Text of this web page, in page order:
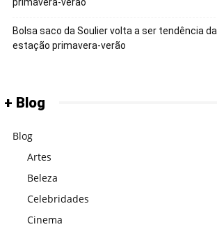
Bolsa saco da Soulier volta a ser tendência da
estação primavera-verão
+ Blog
Blog
Artes
Beleza
Celebridades
Cinema